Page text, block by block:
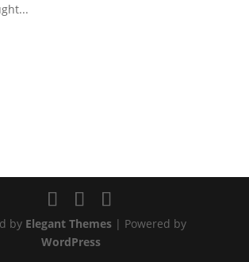
by Elegant Themes| Powered by
WordPress